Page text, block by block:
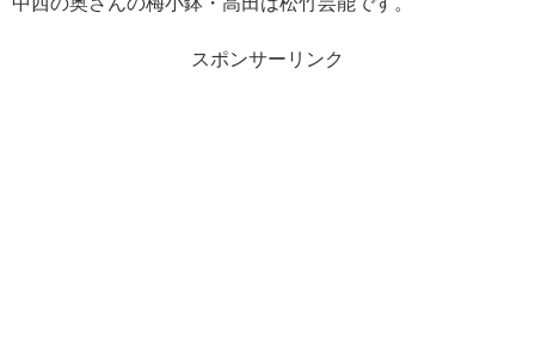
スポンサーリンク